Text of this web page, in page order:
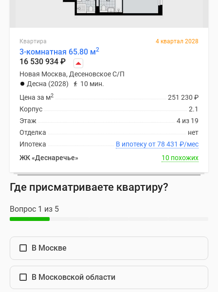
Квартира 4 квартал 2028
3-комнатная 65.80 м2
16 530 934 ₽
Новая Москва, Десеновское С/П
Десна (2028)
10 мин.
251 230 ₽
Цена за м2
2.1
Корпус
4 из 19
Этаж
нет
Отделка
В ипотеку от 78 431 ₽/мес
Ипотека
ЖК «Деснаречье»
10 похожих
Где присматриваете квартиру?
Вопрос 1 из 5
В Москве
В Московской области